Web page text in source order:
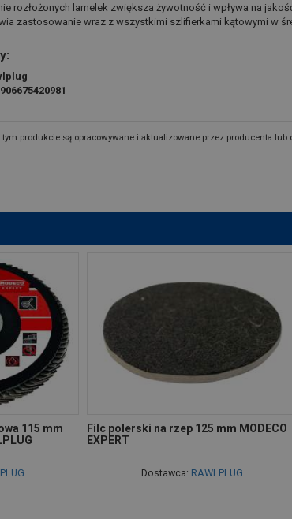
rozłożonych lamelek zwiększa żywotność i wpływa na
zastosowanie wraz z wszystkimi szlifierkami kątowymi w
produkcie są opracowywane i aktualizowane przez producenta lub
115 mm
Filc polerski na rzep 125 mm MODECO
EXPERT
Dostawca: RAWLPLUG